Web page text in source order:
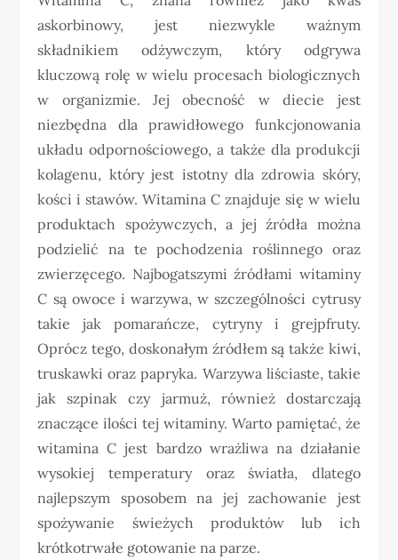
askorbinowy, jest niezwykle ważnym
składnikiem odżywczym, który odgrywa
kluczową rolę w wielu procesach biologicznych
w organizmie. Jej obecność w diecie jest
niezbędna dla prawidłowego funkcjonowania
układu odpornościowego, a także dla produkcji
kolagenu, który jest istotny dla zdrowia skóry,
kości i stawów. Witamina C znajduje się w wielu
produktach spożywczych, a jej źródła można
podzielić na te pochodzenia roślinnego oraz
zwierzęcego. Najbogatszymi źródłami witaminy
C są owoce i warzywa, w szczególności cytrusy
takie jak pomarańcze, cytryny i grejpfruty.
Oprócz tego, doskonałym źródłem są także kiwi,
truskawki oraz papryka. Warzywa liściaste, takie
jak szpinak czy jarmuż, również dostarczają
znaczące ilości tej witaminy. Warto pamiętać, że
witamina C jest bardzo wrażliwa na działanie
wysokiej temperatury oraz światła, dlatego
najlepszym sposobem na jej zachowanie jest
spożywanie świeżych produktów lub ich
krótkotrwałe gotowanie na parze.